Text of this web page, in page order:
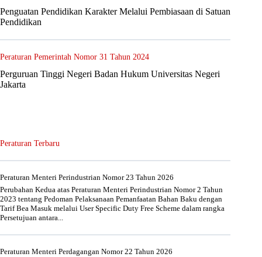
Penguatan Pendidikan Karakter Melalui Pembiasaan di Satuan
Pendidikan
Peraturan Pemerintah Nomor 31 Tahun 2024
Perguruan Tinggi Negeri Badan Hukum Universitas Negeri
Jakarta
Peraturan Terbaru
Peraturan Menteri Perindustrian Nomor 23 Tahun 2026
Perubahan Kedua atas Peraturan Menteri Perindustrian Nomor 2 Tahun
2023 tentang Pedoman Pelaksanaan Pemanfaatan Bahan Baku dengan
Tarif Bea Masuk melalui User Specific Duty Free Scheme dalam rangka
Persetujuan antara...
Peraturan Menteri Perdagangan Nomor 22 Tahun 2026